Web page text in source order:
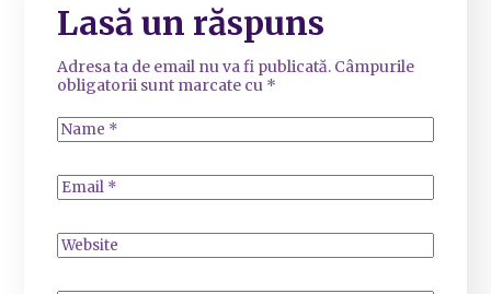
Lasă un răspuns
Adresa ta de email nu va fi publicată. Câmpurile
obligatorii sunt marcate cu *